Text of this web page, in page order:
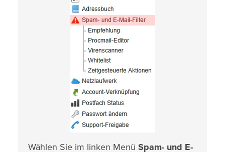
Wählen Sie im linken Menü Spam- und E-